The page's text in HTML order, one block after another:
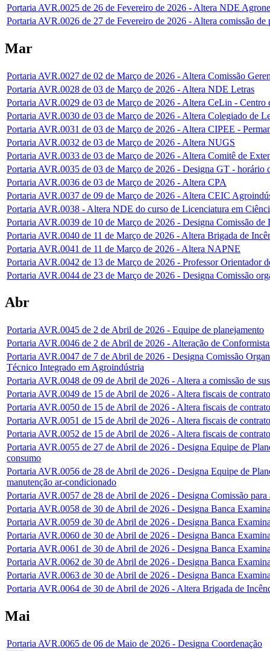
Portaria AVR.0025 de 26 de Fevereiro de 2026 - Altera NDE
Portaria AVR.0026 de 27 de Fevereiro de 2026 - Altera comissão de
Mar
Portaria AVR.0027 de 02 de Março de 2026 - Altera Comissão
Portaria AVR.0028 de 03 de Março de 2026 - Altera NDE Letras
Portaria AVR.0029 de 03 de Março de 2026 - Altera CeLin - Centro
Portaria AVR.0030 de 03 de Março de 2026 - Altera Colegiado de
Portaria AVR.0031 de 03 de Março de 2026 - Altera CIPEE -
Portaria AVR.0032 de 03 de Março de 2026 - Altera NUGS
Portaria AVR.0033 de 03 de Março de 2026 - Altera Comitê de
Portaria AVR.0035 de 03 de Março de 2026 - Designa GT - horário
Portaria AVR.0036 de 03 de Março de 2026 - Altera CPA
Portaria AVR.0037 de 09 de Março de 2026 - Altera CEIC
Portaria AVR.0038 - Altera NDE do curso de Licenciatura em
Portaria AVR.0039 de 10 de Março de 2026 - Designa Comissão de
Portaria AVR.0040 de 11 de Março de 2026 - Altera Brigada de
Portaria AVR.0041 de 11 de Março de 2026 - Altera NAPNE
Portaria AVR.0042 de 13 de Março de 2026 - Professor Orientador
Portaria AVR.0044 de 23 de Março de 2026 - Designa Comissão
Abr
Portaria AVR.0045 de 2 de Abril de 2026 - Equipe de planejamento
Portaria AVR.0046 de 2 de Abril de 2026 - Alteração de
Portaria AVR.0047 de 7 de Abril de 2026 - Designa Comissão
Técnico Integrado em Agroindústria
Portaria AVR.0048 de 09 de Abril de 2026 - Altera a comissão de
Portaria AVR.0049 de 15 de Abril de 2026 - Altera fiscais de contrato
Portaria AVR.0050 de 15 de Abril de 2026 - Altera fiscais de contrato
Portaria AVR.0051 de 15 de Abril de 2026 - Altera fiscais de contrato
Portaria AVR.0052 de 15 de Abril de 2026 - Altera fiscais de contrato
Portaria AVR.0055 de 27 de Abril de 2026 - Designa Equipe de
consumo
Portaria AVR.0056 de 28 de Abril de 2026 - Designa Equipe de
manutenção ar-condicionado
Portaria AVR.0057 de 28 de Abril de 2026 - Designa Comissão para
Portaria AVR.0058 de 30 de Abril de 2026 - Designa Banca
Portaria AVR.0059 de 30 de Abril de 2026 - Designa Banca
Portaria AVR.0060 de 30 de Abril de 2026 - Designa Banca
Portaria AVR.0061 de 30 de Abril de 2026 - Designa Banca
Portaria AVR.0062 de 30 de Abril de 2026 - Designa Banca
Portaria AVR.0063 de 30 de Abril de 2026 - Designa Banca
Portaria AVR.0064 de 30 de Abril de 2026 - Altera Brigada de
Mai
Portaria AVR.0065 de 06 de Maio de 2026 - Designa Coordenação